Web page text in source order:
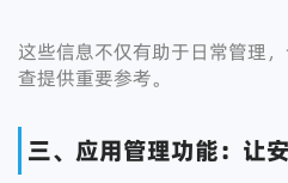
这些信息不仅有助于日常管理
查提供重要参考。
三、应用管理功能：让